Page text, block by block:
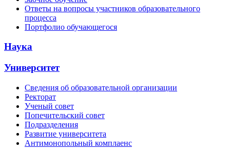
Ответы на вопросы участников образовательного
процесса
Портфолио обучающегося
Наука
Университет
Сведения об образовательной организации
Ректорат
Ученый совет
Попечительский совет
Подразделения
Развитие университета
Антимонопольный комплаенс